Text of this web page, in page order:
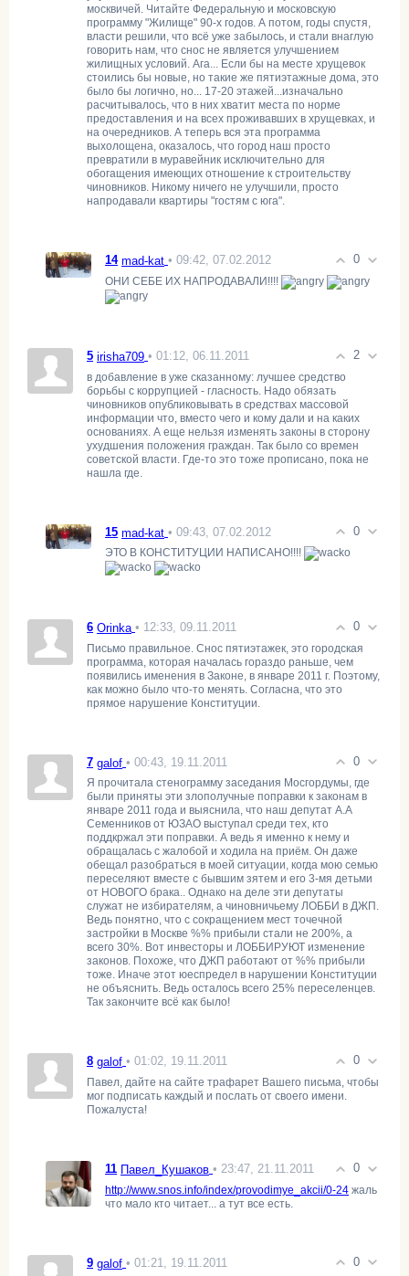
москвичей. Читайте Федеральную и московскую
программу "Жилище" 90-х годов. А потом, годы спустя,
власти решили, что всё уже забылось, и стали внаглую
говорить нам, что снос не является улучшением
жилищных условий. Ага... Если бы на месте хрущевок
стоились бы новые, но такие же пятиэтажные дома, это
было бы логично, но... 17-20 этажей...изначально
расчитывалось, что в них хватит места по норме
предоставления и на всех проживавших в хрущевках, и
на очередников. А теперь вся эта программа
выхолощена, оказалось, что город наш просто
превратили в муравейник исключительно для
обогащения имеющих отношение к строительству
чиновников. Никому ничего не улучшили, просто
напродавали квартиры "гостям с юга".
0
14 mad-kat • 09:42, 07.02.2012
ОНИ СЕБЕ ИХ НАПРОДАВАЛИ!!!!
2
5 irisha709 • 01:12, 06.11.2011
в добавление в уже сказанному: лучшее средство
борьбы с коррупцией - гласность. Надо обязать
чиновников опубликовывать в средствах массовой
информации что, вместо чего и кому дали и на каких
основаниях. А еще нельзя изменять законы в сторону
ухудшения положения граждан. Так было со времен
советской власти. Где-то это тоже прописано, пока не
нашла где.
0
15 mad-kat • 09:43, 07.02.2012
ЭТО В КОНСТИТУЦИИ НАПИСАНО!!!!
0
6 Orinka • 12:33, 09.11.2011
Письмо правильное. Снос пятиэтажек, это городская
программа, которая началась гораздо раньше, чем
появились именения в Законе, в январе 2011 г. Поэтому,
как можно было что-то менять. Согласна, что это
прямое нарушение Конституции.
0
7 galof • 00:43, 19.11.2011
Я прочитала стенограмму заседания Мосгордумы, где
были приняты эти злополучные поправки к законам в
январе 2011 года и выяснила, что наш депутат А.А
Семенников от ЮЗАО выступал среди тех, кто
поддкржал эти поправки. А ведь я именно к нему и
обращалась с жалобой и ходила на приём. Он даже
обещал разобраться в моей ситуации, когда мою семью
переселяют вместе с бывшим зятем и его 3-мя детьми
от НОВОГО брака.. Однако на деле эти депутаты
служат не избирателям, а чиновничьему ЛОББИ в ДЖП.
Ведь понятно, что с сокращением мест точечной
застройки в Москве %% прибыли стали не 200%, а
всего 30%. Вот инвесторы и ЛОББИРУЮТ изменение
законов. Похоже, что ДЖП работают от %% прибыли
тоже. Иначе этот юеспредел в нарушении Конституции
не объяснить. Ведь осталось всего 25% переселенцев.
Так закончите всё как было!
0
8 galof • 01:02, 19.11.2011
Павел, дайте на сайте трафарет Вашего письма, чтобы
мог подписать каждый и послать от своего имени.
Пожалуста!
0
11 Павел_Кушаков • 23:47, 21.11.2011
http://www.snos.info/index/provodimye_akcii/0-24 жаль
что мало кто читает... а тут все есть.
0
9 galof • 01:21, 19.11.2011